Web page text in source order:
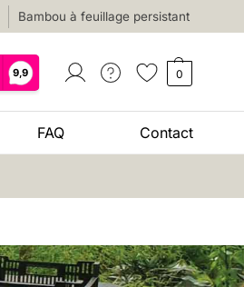
Bambou à feuillage persistant
0
FAQ Contact